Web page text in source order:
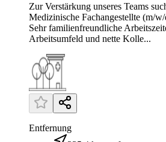
Zur Verstärkung unseres Teams
Medizinische Fachangestellte (m/
Sehr familienfreundliche
Arbeitsumfeld und nette Kolle...
Entfernung